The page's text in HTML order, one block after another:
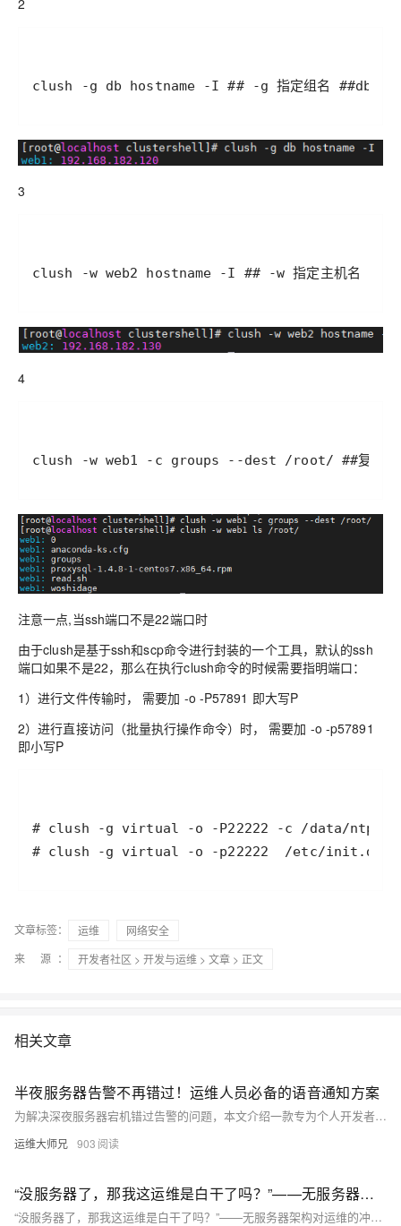
2
clush -g db hostname -I ## -g 指定组名 ##db 组
3
clush -w web2 hostname -I ## -w 指定主机名
4
clush -w web1 -c groups --dest /root/ ##复制文
注意一点,当ssh端口不是22端口时
由于clush是基于ssh和scp命令进行封装的一个工具，默认的ssh
端口如果不是22，那么在执行clush命令的时候需要指明端口：
1）进行文件传输时， 需要加 -o -P57891 即大写P
2）进行直接访问（批量执行操作命令）时， 需要加 -o -p57891
即小写P
# clush -g virtual -o -p22222  /etc/init.d/
文章标签： 运维
网络安全
来 源：
开发者社区 > 开发与运维 > 文章 > 正文
相关文章
半夜服务器告警不再错过！运维人员必备的语音通知方案
为解决深夜服务器宕机错过告警的问题，本文介绍一款专为个人开发者与运维人员设计的语音通知方案。通过电话直接推送重要告警，确保第一时间响应，避免故障扩大。支持多种编程语言调用，配置简单，3步即可完成，实时性强，适合各类关键业务场景。
运维大师兄 903
“没服务器了，那我这运维是白干了吗？”——无服务器架构对运维的冲击与转机
“没服务器了，那我这运维是白干了吗？”——无服务器架构对运维的冲击与转机